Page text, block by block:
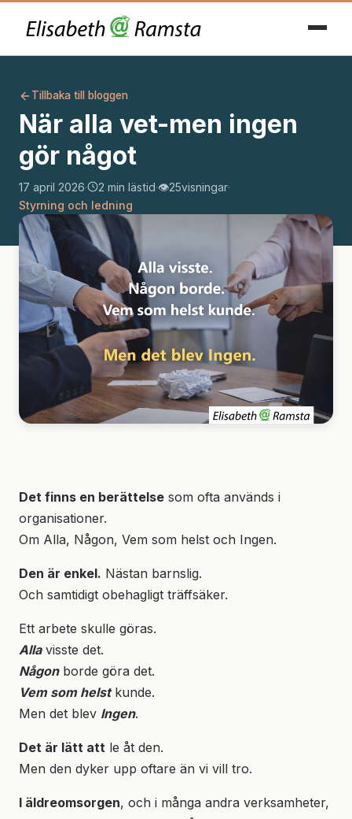
Tillbaka till bloggen
När alla vet-men ingen
gör något
17 april 2026· 2 min lästid·👁️25visningar·
Styrning och ledning
Det finns en berättelse som ofta används i
organisationer.
Om Alla, Någon, Vem som helst och Ingen.
Den är enkel. Nästan barnslig.
Och samtidigt obehagligt träffsäker.
Ett arbete skulle göras.
Allavisste det.
Någonborde göra det.
Vem som helstkunde.
Men det blev Ingen.
Det är lätt att le åt den.
Men den dyker upp oftare än vi vill tro.
I äldreomsorgen, och i många andra verksamheter,